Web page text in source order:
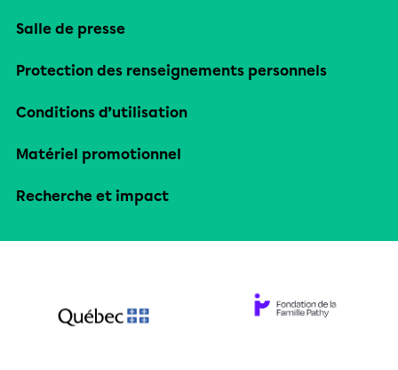
Salle de presse
Protection des renseignements personnels
Conditions d’utilisation
Matériel promotionnel
Recherche et impact